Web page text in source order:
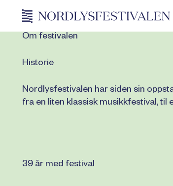
Om festivalen
Historie
Nordlysfestivalen har siden sin
fra en liten klassisk musikkfestival, til
39 år med festival